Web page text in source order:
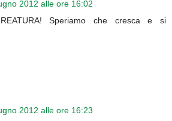
2012 alle ore 16:02
Speriamo che cresca e si
2012 alle ore 16:23